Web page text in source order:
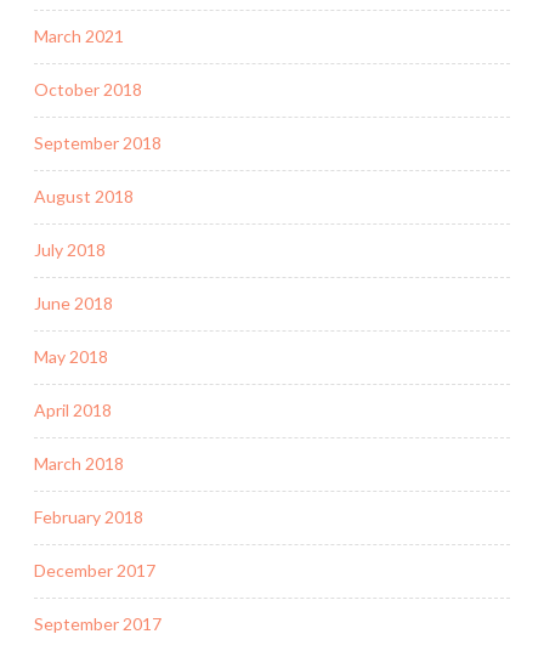
March 2021
October 2018
September 2018
August 2018
July 2018
June 2018
May 2018
April 2018
March 2018
February 2018
December 2017
September 2017